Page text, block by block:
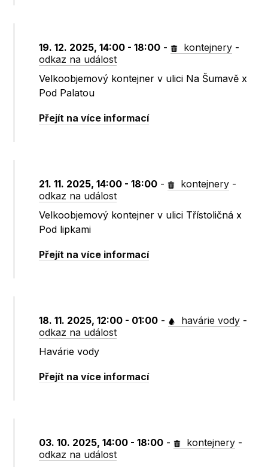
19. 12. 2025, 14:00 - 18:00 - kontejnery -
odkaz na událost
Velkoobjemový kontejner v ulici Na Šumavě x
Pod Palatou
Přejít na více informací
21. 11. 2025, 14:00 - 18:00 - kontejnery -
odkaz na událost
Velkoobjemový kontejner v ulici Třístoličná x
Pod lipkami
Přejít na více informací
18. 11. 2025, 12:00 - 01:00 - havárie vody -
odkaz na událost
Havárie vody
Přejít na více informací
03. 10. 2025, 14:00 - 18:00 - kontejnery -
odkaz na událost